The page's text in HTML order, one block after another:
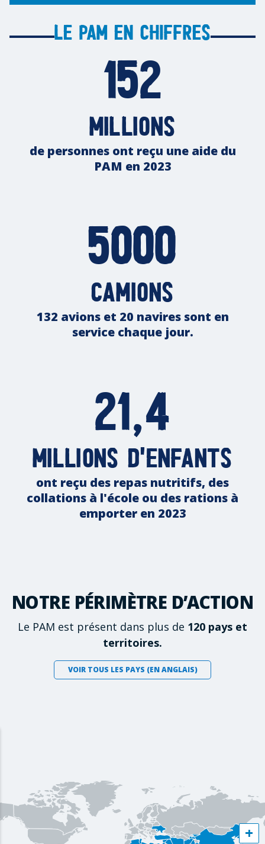
Le PAM en chiffres
152
millions
de personnes ont reçu une aide du
PAM en 2023
5000
camions
132 avions et 20 navires sont en
service chaque jour.
21,4
millions d'enfants
ont reçu des repas nutritifs, des
collations à l'école ou des rations à
emporter en 2023
NOTRE PÉRIMÈTRE D’ACTION
Le PAM est présent dans plus de 120 pays et
territoires.
VOIR TOUS LES PAYS (EN ANGLAIS)
+